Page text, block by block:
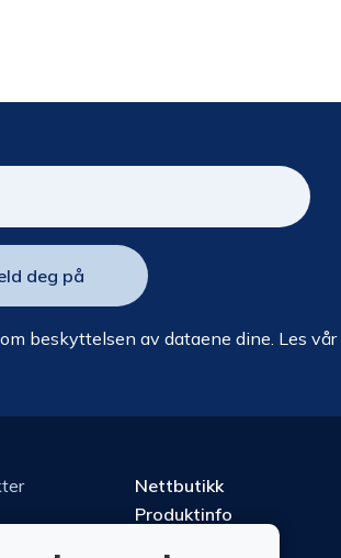
beskyttelsen av dataene dine. Les vår
Nettbutikk
Produktinfo